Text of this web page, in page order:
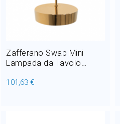
Zafferano Swap Mini
Lampada da Tavolo
galvanica LED 2W H 14,8
101,63 €